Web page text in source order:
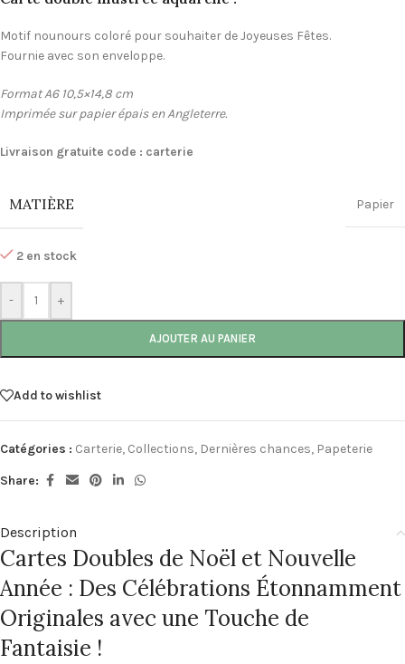
Motif nounours coloré pour souhaiter de Joyeuses Fêtes.
Fournie avec son enveloppe.
Format A6 10,5×14,8 cm
Imprimée sur papier épais en Angleterre.
Livraison gratuite code : carterie
MATIÈRE Papier
2 en stock
- +
AJOUTER AU PANIER
Add to wishlist
Catégories : Carterie, Collections, Dernières chances, Papeterie
Share:
Description
Cartes Doubles de Noël et Nouvelle
Année : Des Célébrations Étonnamment
Originales avec une Touche de
Fantaisie !